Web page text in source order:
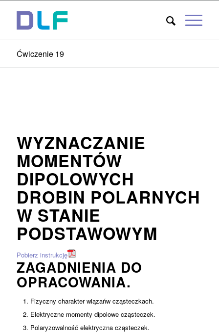
Ćwiczenie 19
WYZNACZANIE
MOMENTÓW
DIPOLOWYCH
DROBIN POLARNYCH
W STANIE
PODSTAWOWYM
Pobierz instrukcję
ZAGADNIENIA DO
OPRACOWANIA.
Fizyczny charakter wiązańw cząsteczkach.
Elektryczne momenty dipolowe cząsteczek.
Polaryzowalność elektryczna cząsteczek.